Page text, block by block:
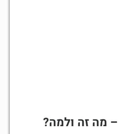
מה זה ולמה?